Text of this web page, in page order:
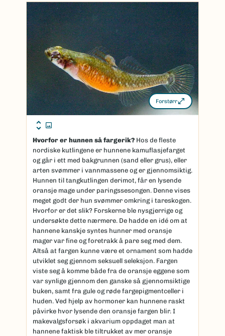
Forstørr
Hvorfor er hunnen så fargerik? Hos de fleste
nordiske kutlingene er hunnene kamuflasjefarget
og går i ett med bakgrunnen (sand eller grus), eller
arten svømmer i vannmassene og er gjennomsiktig.
Hunnen til tangkutlingen derimot, får en lysende
oransje mage under paringssesongen. Denne vises
meget godt der hun svømmer omkring i tareskogen.
Hvorfor er det slik? Forskerne ble nysgjerrige og
undersøkte dette nærmere. De hadde en idé om at
hannene kanskje syntes hunner med oransje
mager var fine og foretrakk å pare seg med dem.
Altså at fargen kunne være et ornament som hadde
utviklet seg gjennom seksuell seleksjon. Fargen
viste seg å komme både fra de oransje eggene som
var synlige gjennom den ganske så gjennomsiktige
buken, samt fra gule og røde fargepigmentceller i
huden. Ved hjelp av hormoner kan hunnene raskt
påvirke hvor lysende den oransje fargen blir. I
makevalgsforsøk i akvarium oppdaget man at
hannene faktisk ble tiltrukket av mer oransje